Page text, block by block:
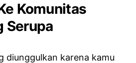
Komunitas
Serupa
diunggulkan karena kamu